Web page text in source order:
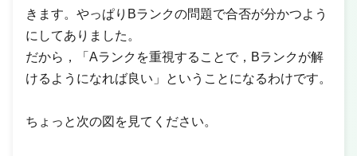
きます。やっぱりBランクの問題で合否が分かつよう
にしてありました。
だから，「Aランクを重視することで，Bランクが解
けるようになれば良い」ということになるわけです。
ちょっと次の図を見てください。